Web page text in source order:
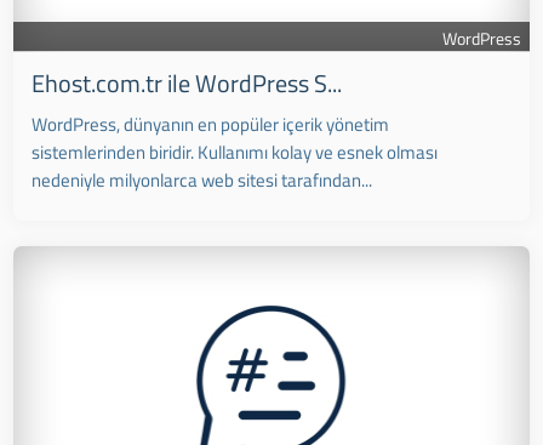
WordPress
Ehost.com.tr ile WordPress S...
WordPress, dünyanın en popüler içerik yönetim
sistemlerinden biridir. Kullanımı kolay ve esnek olması
nedeniyle milyonlarca web sitesi tarafından...